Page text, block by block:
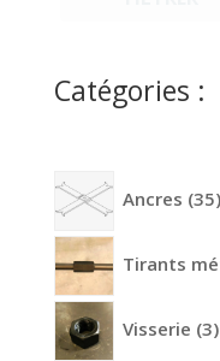
Catégories :
Ancres 35
Tirants
Visserie 3